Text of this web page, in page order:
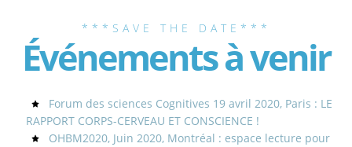
***SAVE THE DATE***
Événements à venir
Forum des sciences Cognitives 19 avril 2020, Paris : LE
RAPPORT CORPS-CERVEAU ET CONSCIENCE !
OHBM2020, Juin 2020, Montréal : espace lecture pour